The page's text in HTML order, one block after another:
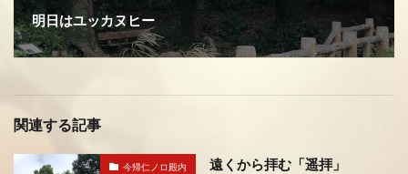
明日はユッカヌヒー
関連する記事
今帰仁ノロ殿内 遠くから拝む「遥拝」